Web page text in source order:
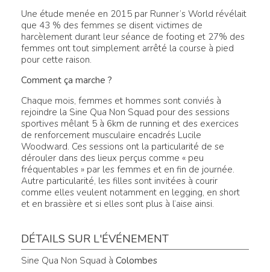
Une étude menée en 2015 par Runner’s World révélait
que 43 % des femmes se disent victimes de
harcèlement durant leur séance de footing et 27% des
femmes ont tout simplement arrêté la course à pied
pour cette raison.
Comment ça marche ?
Chaque mois, femmes et hommes sont conviés à
rejoindre la Sine Qua Non Squad pour des sessions
sportives mêlant 5 à 6km de running et des exercices
de renforcement musculaire encadrés Lucile
Woodward. Ces sessions ont la particularité de se
dérouler dans des lieux perçus comme « peu
fréquentables » par les femmes et en fin de journée.
Autre particularité, les filles sont invitées à courir
comme elles veulent notamment en legging, en short
et en brassière et si elles sont plus à l’aise ainsi.
DÉTAILS SUR L'ÉVÉNEMENT
Sine Qua Non Squad à Colombes